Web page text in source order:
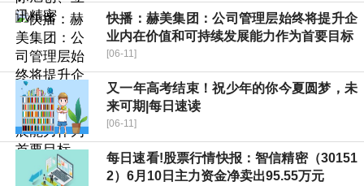
快播：赫美集团：公司管理层始终将提升企
业内在价值和可持续发展能力作为首要目标
[06-11]
又一年高考结束！祝少年的你今夏圆梦，未
来可期|每日速读
[06-11]
每日速看!股票行情快报：智信精密（30151
2）6月10日主力资金净卖出95.55万元